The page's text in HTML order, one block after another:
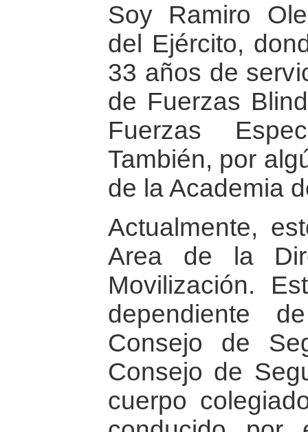
Soy Ramiro
del Ejército,
33 años de
de Fuerzas
Fuerzas
También, por
de la Academia
Actualmente,
Area de la
Movilización.
dependiente
Consejo de
Consejo de
cuerpo